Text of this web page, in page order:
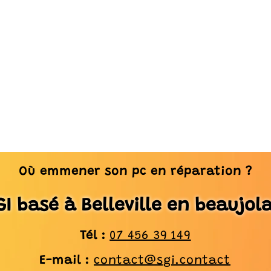
Où emmener son pc en réparation ?
basé à Belleville en
Tél : 07 456 39 149
E-mail : contact@sgi.contact